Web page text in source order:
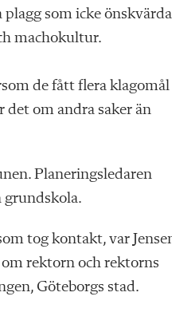
som icke
machokultur.
de fått flera klagomål
om andra saker än
Planeringsledaren
grundskola.
tog kontakt, var
rektorn och rektorns
Göteborgs stad.